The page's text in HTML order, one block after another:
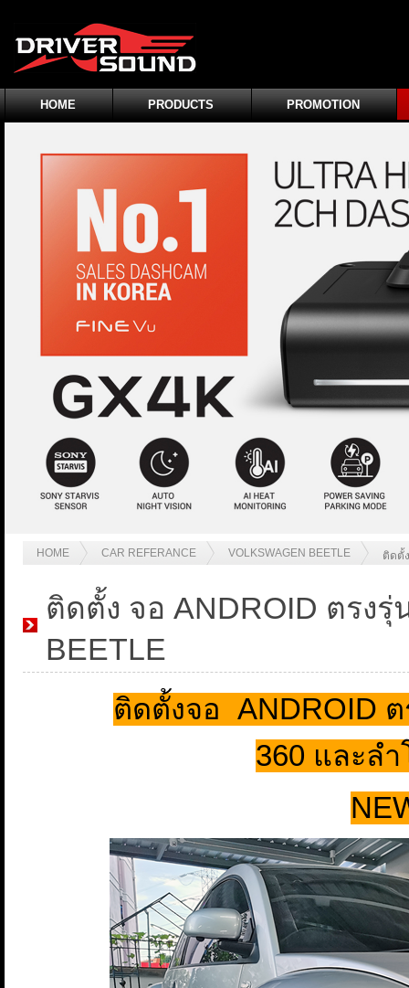
HOME PRODUCTS PROMOTION
HOME CAR REFERANCE VOLKSWAGEN BEETLE ติดตั้
ติดตั้ง จอ ANDROID ตรง
BEETLE
ติดตั้งจอ ANDROID
360 และล